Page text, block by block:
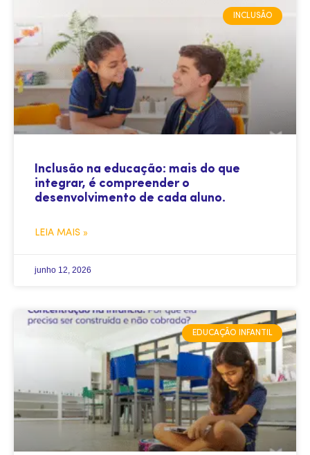
INCLUSÃO
Inclusão na educação: mais do que
integrar, é compreender o
desenvolvimento de cada aluno.
LEIA MAIS »
junho 12, 2026
EDUCAÇÃO INFANTIL